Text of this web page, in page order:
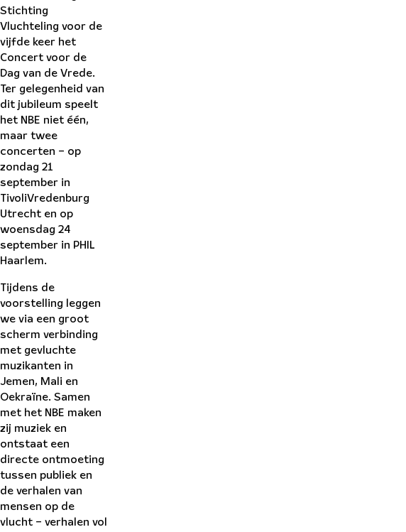
Stichting
Vluchteling voor de
vijfde keer het
Concert voor de
Dag van de Vrede.
Ter gelegenheid van
dit jubileum speelt
het NBE niet één,
maar twee
concerten – op
zondag 21
september in
TivoliVredenburg
Utrecht en op
woensdag 24
september in PHIL
Haarlem.
Tijdens de
voorstelling leggen
we via een groot
scherm verbinding
met gevluchte
muzikanten in
Jemen, Mali en
Oekraïne. Samen
met het NBE maken
zij muziek en
ontstaat een
directe ontmoeting
tussen publiek en
de verhalen van
mensen op de
vlucht – verhalen vol